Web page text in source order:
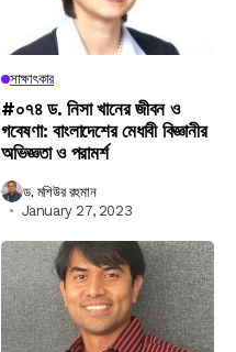
সাক্ষাৎকার
#০৭৪ ড. নিসা খানের জীবন ও
গবেষণা: বাংলাদেশের মেধাবী বিজ্ঞানীর
অভিজ্ঞতা ও পরামর্শ
ড. মশিউর রহমান
January 27, 2023